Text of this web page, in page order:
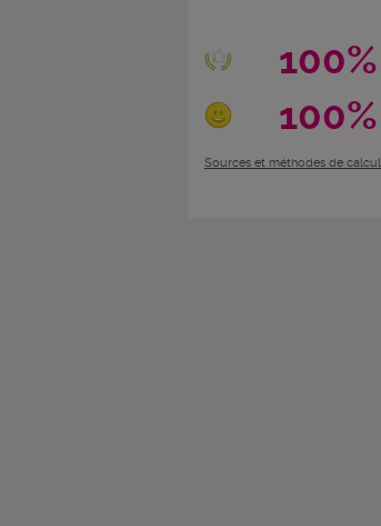
100%
100%
Sources et méthodes de calcul